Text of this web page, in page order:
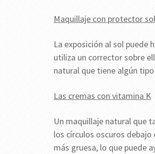
Maquillaje con protector
La exposición al sol puede
utiliza un corrector sobre
natural que tiene algún
Las cremas con vitamina K
Un maquillaje natural que
los círculos oscuros debajo
más gruesa, lo que puede